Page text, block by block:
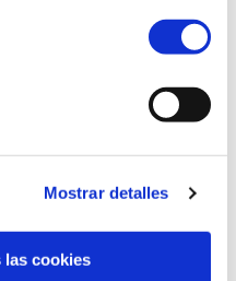
Mostrar detalles
las cookies
acercarse a esta